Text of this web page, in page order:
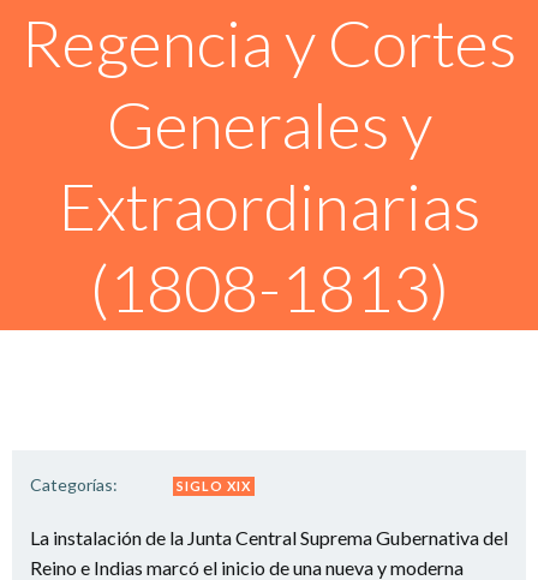
Regencia y Cortes
Generales y
Extraordinarias
(1808-1813)
Categorías: SIGLO XIX
La instalación de la Junta Central Suprema Gubernativa del
Reino e Indias marcó el inicio de una nueva y moderna